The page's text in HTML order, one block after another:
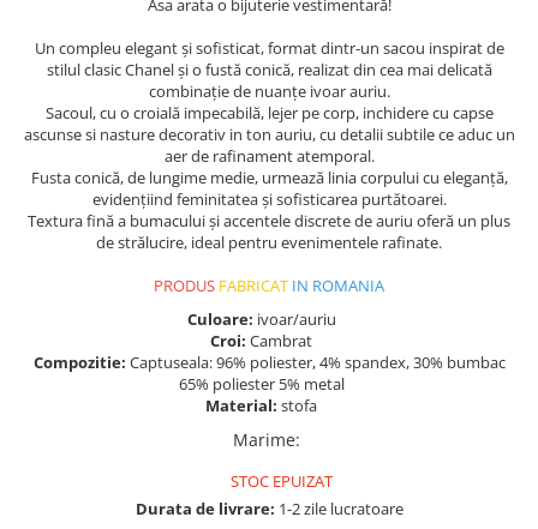
Un compleu elegant și sofisticat, format dintr-un sacou inspirat de
stilul clasic Chanel și o fustă conică, realizat din cea mai delicată
combinație de nuanțe ivoar auriu.
Sacoul, cu o croială impecabilă, lejer pe corp, inchidere cu capse
ascunse si nasture decorativ in ton auriu, cu detalii subtile ce aduc un
aer de rafinament atemporal.
Fusta conică, de lungime medie, urmează linia corpului cu eleganță,
evidențiind feminitatea și sofisticarea purtătoarei.
Textura fină a bumacului și accentele discrete de auriu oferă un plus
de strălucire, ideal pentru evenimentele rafinate.
PRODUS FABRICAT IN ROMANIA
Culoare: ivoar/auriu
Croi: Cambrat
Compozitie: Captuseala: 96% poliester, 4% spandex, 30% bumbac
65% poliester 5% metal
Material: stofa
Marime:
STOC EPUIZAT
Durata de livrare: 1-2 zile lucratoare